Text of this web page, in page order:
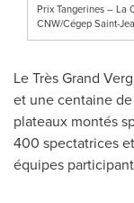
Prix Tangerines – La
CNW/Cégep Saint-
Le Très Grand
et une centaine
plateaux montés
400 spectatrices
équipes